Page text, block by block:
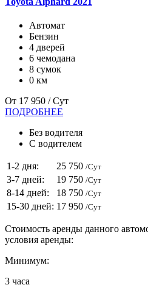
Автомат
Бензин
4 дверей
6 чемодана
8 сумок
0 км
От 17 950 / Сут
ПОДРОБНЕЕ
Без водителя
С водителем
1-2 дня: 25 750 /Сут
3-7 дней: 19 750 /Сут
8-14 дней: 18 750 /Сут
15-30 дней: 17 950 /Сут
Стоимость аренды данного
условия аренды:
Минимум:
3 часа